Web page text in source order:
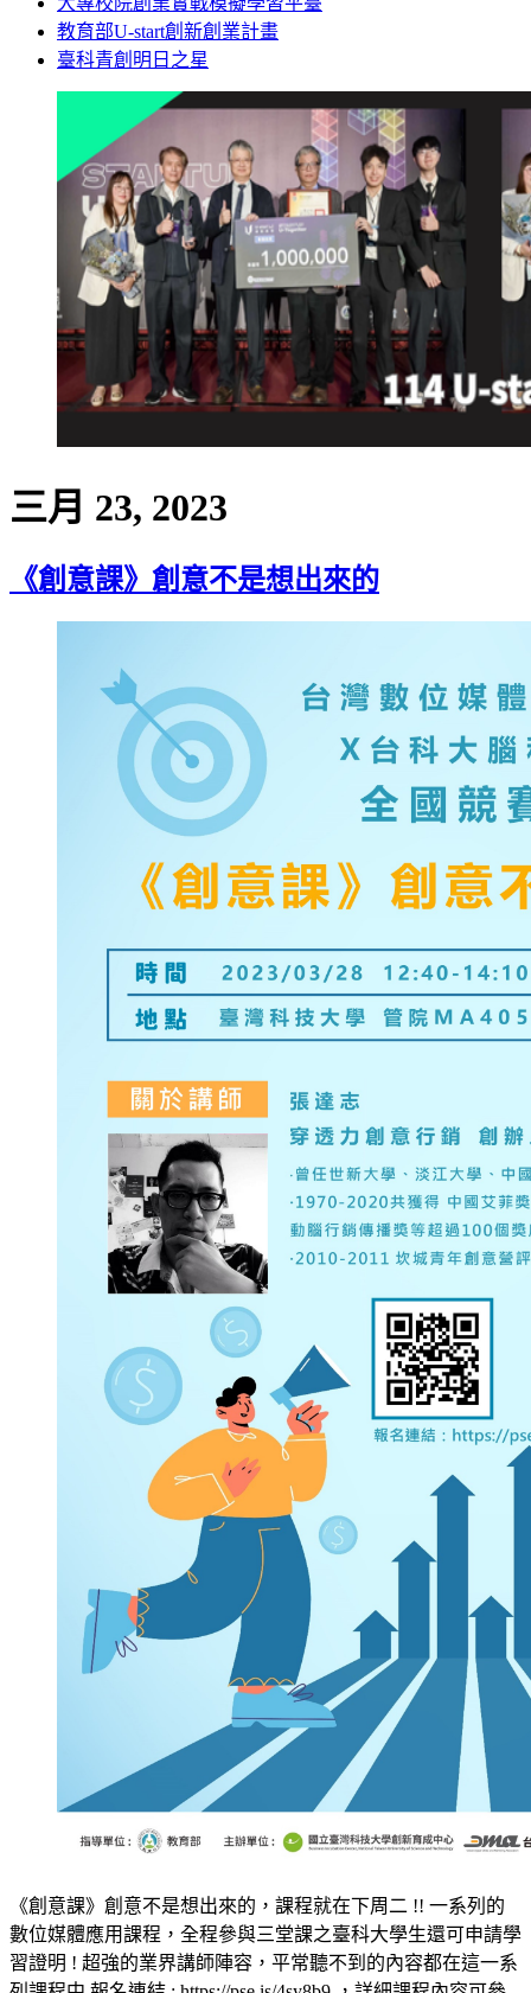
教育部U-start創新創業計畫
臺科青創明日之星
三月 23, 2023
《創意課》創意不是想出來的
《創意課》創意不是想出來的，課程就在下周二 !! 一系列的
數位媒體應用課程，全程參與三堂課之臺科大學生還可申請學
習證明 ! 超強的業界講師陣容，平常聽不到的內容都在這一系